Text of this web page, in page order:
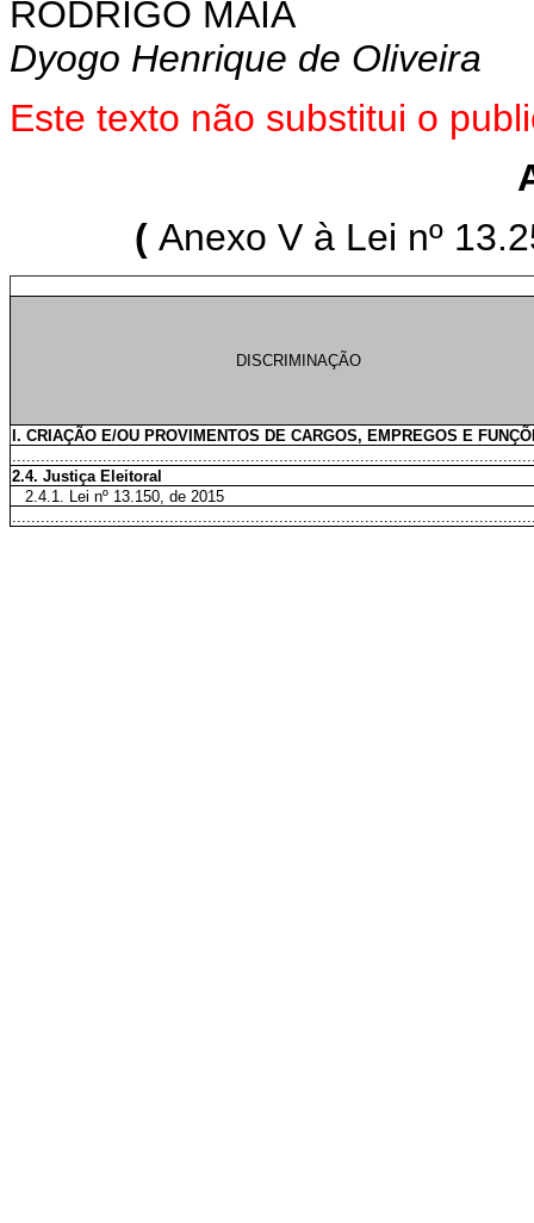
RODRIGO MAIA
Dyogo Henrique de Oliveira
Este texto não substitui o
( Anexo V à Lei nº
DISCRIMINAÇÃO
I. CRIAÇÃO E/OU PROVIMENTOS DE CARGOS, EMPREGOS E
2.4. Justiça Eleitoral
2.4.1. Lei nº 13.150, de 2015